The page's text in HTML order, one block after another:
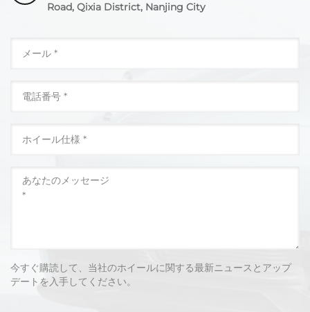
Road, Qixia District, Nanjing City
今すぐ購読して、当社のホイールに関する最新ニュースとアップ
デートを入手してください。